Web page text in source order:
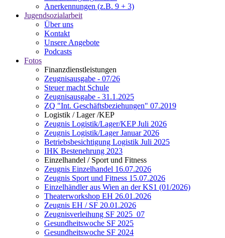
Anerkennungen (z.B. 9 + 3)
Jugendsozialarbeit
Über uns
Kontakt
Unsere Angebote
Podcasts
Fotos
Finanzdienstleistungen
Zeugnisausgabe - 07/26
Steuer macht Schule
Zeugnisausgabe - 31.1.2025
ZQ "Int. Geschäftsbeziehungen" 07.2019
Logistik / Lager /KEP
Zeugnis Logistik/Lager/KEP Juli 2026
Zeugnis Logistik/Lager Januar 2026
Betriebsbesichtigung Logistik Juli 2025
IHK Bestenehrung 2023
Einzelhandel / Sport und Fitness
Zeugnis Einzelhandel 16.07.2026
Zeugnis Sport und Fitness 15.07.2026
Einzelhändler aus Wien an der KS1 (01/2026)
Theaterworkshop EH 26.01.2026
Zeugnis EH / SF 20.01.2026
Zeugnisverleihung SF 2025_07
Gesundheitswoche SF 2025
Gesundheitswoche SF 2024